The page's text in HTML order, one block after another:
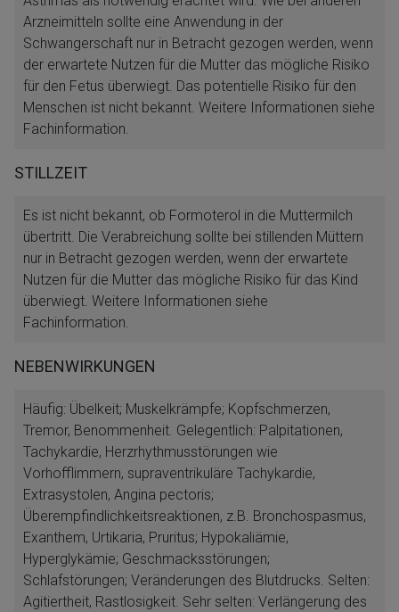
Arzneimitteln sollte eine Anwendung in der
Schwangerschaft nur in Betracht gezogen werden, wenn
der erwartete Nutzen für die Mutter das mögliche Risiko
für den Fetus überwiegt. Das potentielle Risiko für den
Menschen ist nicht bekannt. Weitere Informationen siehe
Fachinformation.
STILLZEIT
Es ist nicht bekannt, ob Formoterol in die Muttermilch
übertritt. Die Verabreichung sollte bei stillenden Müttern
nur in Betracht gezogen werden, wenn der erwartete
Nutzen für die Mutter das mögliche Risiko für das Kind
überwiegt. Weitere Informationen siehe
Fachinformation.
NEBENWIRKUNGEN
Häufig: Übelkeit; Muskelkrämpfe; Kopfschmerzen,
Tremor, Benommenheit. Gelegentlich: Palpitationen,
Tachykardie, Herzrhythmusstörungen wie
Vorhofflimmern, supraventrikuläre Tachykardie,
Extrasystolen, Angina pectoris;
Überempfindlichkeitsreaktionen, z.B. Bronchospasmus,
Exanthem, Urtikaria, Pruritus; Hypokaliämie,
Hyperglykämie; Geschmacksstörungen;
Schlafstörungen; Veränderungen des Blutdrucks. Selten:
Agitiertheit, Rastlosigkeit. Sehr selten: Verlängerung des